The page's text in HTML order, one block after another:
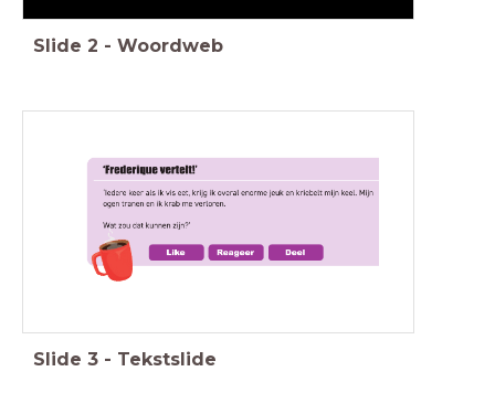
Slide 2 - Woordweb
Casus
Slide 3 - Tekstslide